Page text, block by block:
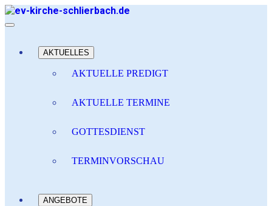
AKTUELLES
AKTUELLE PREDIGT
AKTUELLE TERMINE
GOTTESDIENST
TERMINVORSCHAU
ANGEBOTE